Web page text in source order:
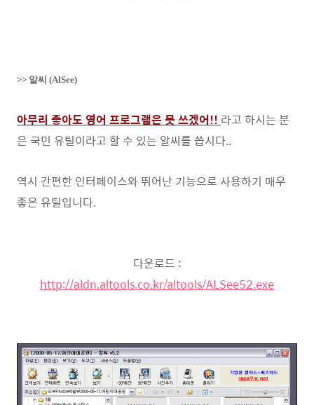
>> 알씨 (AlSee)
아무리 좋아도 영어 프로그램은 못 쓰겠어!! 라고 하시는 분
은 국민 유틸이라고 할 수 있는 알씨를 씁시다..
역시 간편한 인터페이스와 뛰어난 기능으로 사용하기 매우
좋은 유틸입니다.
다운로드 :
http://aldn.altools.co.kr/altools/ALSee52.exe